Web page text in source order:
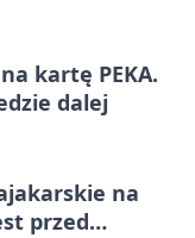
kartę PEKA.
dalej
na
przed